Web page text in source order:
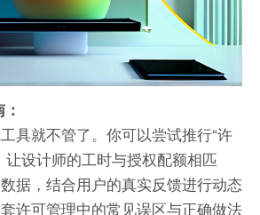
具就不管了。你可以尝试推行“许
让设计师的工时与授权配额相匹
据，结合用户的真实反馈进行动态
许可管理中的常见误区与正确做法